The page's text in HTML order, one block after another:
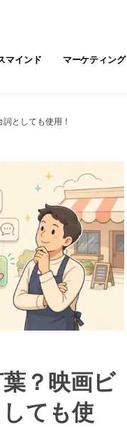
マインド マーケティング
としても使用！
？映画ビ
ても使